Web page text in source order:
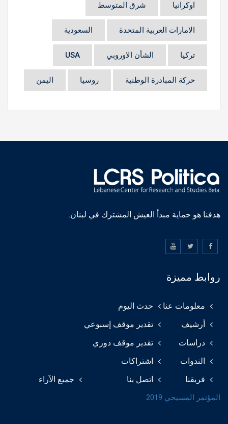
اوكرانيا شرق المتوسط
الامارات العربية المتحدة السعودية
تركيا الشأن الاوروبي USA
حركة المبادرة الوطنية روسيا اليمن
هدفنا هو حماية مبدأ العيش المشترك في لبنان.
روابط مميزة
معلومات عنا
أرشيف
دراسات
الندوات
فريقنا
حدث اليوم
تقدير موقف إسبوعي
تقدير موقف دوري
اشتراكات
اتصل بنا
جميع الآراء
المؤتمر المسيحي 2019